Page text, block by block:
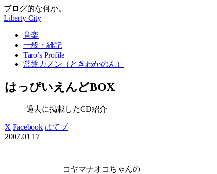
ブログ的な何か。
Liberty City
音楽
一般・雑記
Taro’s Profile
常盤カノン（ときわかのん）
はっぴいえんどBOX
過去に掲載したCD紹介
X Facebook はてブ
2007.01.17
コヤマナオコちゃんの